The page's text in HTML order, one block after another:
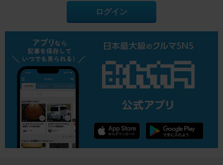
ログイン